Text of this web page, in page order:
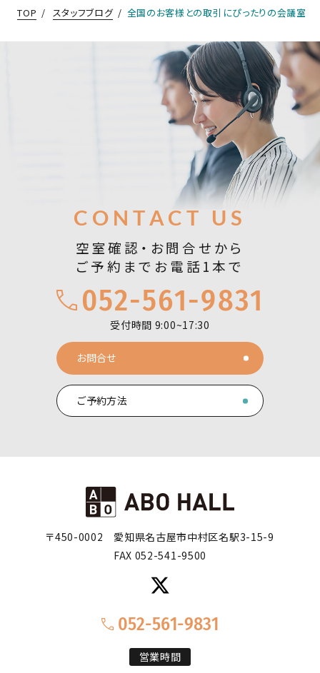
TOP スタッフブログ 全国のお客様との取引にぴったりの会議室
お問合せ
CONTACT US
空室確認・お問合せから
ご予約までお電話1本で
052-561-9831
受付時間 9:00~17:30
お問合せ
ご予約方法
〒450-0002
愛知県名古屋市中村区名駅3-15-9
FAX 052-541-9500
052-561-9831
営業時間